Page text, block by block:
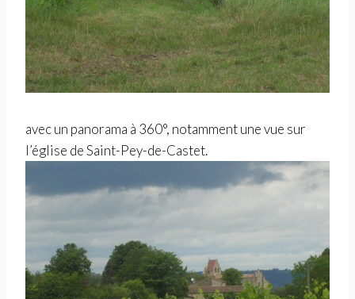
avec un panorama à 360°, notamment une vue sur
l’église de Saint-Pey-de-Castet.